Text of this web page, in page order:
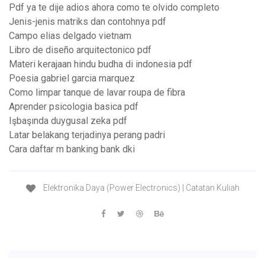
Pdf ya te dije adios ahora como te olvido completo
Jenis-jenis matriks dan contohnya pdf
Campo elias delgado vietnam
Libro de diseño arquitectonico pdf
Materi kerajaan hindu budha di indonesia pdf
Poesia gabriel garcia marquez
Como limpar tanque de lavar roupa de fibra
Aprender psicologia basica pdf
Işbaşında duygusal zeka pdf
Latar belakang terjadinya perang padri
Cara daftar m banking bank dki
Elektronika Daya (Power Electronics) | Catatan Kuliah